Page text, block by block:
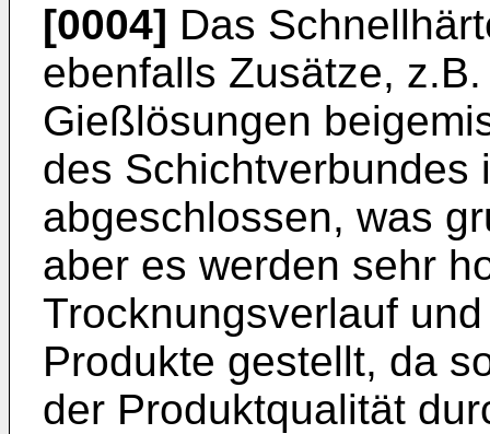
[0004] Das
ebenfalls Zusätze,
Gießlösungen
des Schichtverbundes
abgeschlossen, was
aber es werden sehr
Trocknungsverlauf
Produkte gestellt, da
der Produkt­qualität